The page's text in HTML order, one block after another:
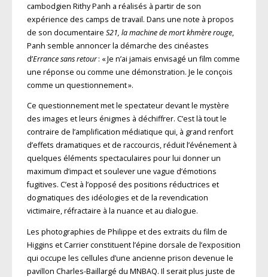
cambodgien Rithy Panh a réalisés à partir de son
expérience des camps de travail. Dans une note à propos
de son documentaire S21, la machine de mort khmère rouge,
Panh semble annoncer la démarche des cinéastes
d’Errance sans retour: « Je n’ai jamais envisagé un film comme
une réponse ou comme une démonstration. Je le conçois
comme un questionnement ».
Ce questionnement met le spectateur devant le mystère
des images et leurs énigmes à déchiffrer. C’est là tout le
contraire de l’amplification médiatique qui, à grand renfort
d’effets dramatiques et de raccourcis, réduit l’événement à
quelques éléments spectaculaires pour lui donner un
maximum d’impact et soulever une vague d’émotions
fugitives. C’est à l’opposé des positions réductrices et
dogmatiques des idéologies et de la revendication
victimaire, réfractaire à la nuance et au dialogue.
Les photographies de Philippe et des extraits du film de
Higgins et Carrier constituent l’épine dorsale de l’exposition
qui occupe les cellules d’une ancienne prison devenue le
pavillon Charles-Baillargé du MNBAQ. Il serait plus juste de